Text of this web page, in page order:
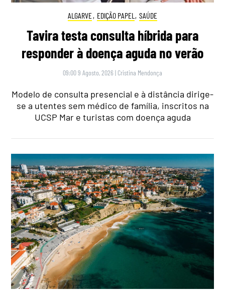
ALGARVE, EDIÇÃO PAPEL , SAÚDE
Tavira testa consulta híbrida para
responder à doença aguda no verão
09:00 9 Agosto, 2026 | Cristina Mendonça
Modelo de consulta presencial e à distância dirige-
se a utentes sem médico de família, inscritos na
UCSP Mar e turistas com doença aguda